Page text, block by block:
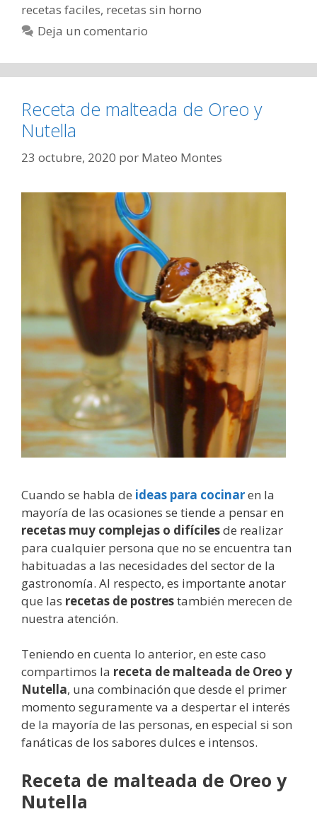
recetas faciles, recetas sin horno
Deja un comentario
Receta de malteada de Oreo y
Nutella
23 octubre, 2020 por Mateo Montes
Cuando se habla de ideas para cocinaren la
mayoría de las ocasiones se tiende a pensar en
recetas muy complejas o difícilesde realizar
para cualquier persona que no se encuentra tan
habituadas a las necesidades del sector de la
gastronomía. Al respecto, es importante anotar
que las recetas de postrestambién merecen de
nuestra atención.
Teniendo en cuenta lo anterior, en este caso
compartimos la receta de malteada de Oreo y
Nutella, una combinación que desde el primer
momento seguramente va a despertar el interés
de la mayoría de las personas, en especial si son
fanáticas de los sabores dulces e intensos.
Receta de malteada de Oreo y
Nutella